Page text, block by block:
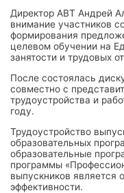
Директор АВТ Андрей
внимание участников
формирования
целевом обучении на
занятости и трудовых
После состоялась
совместно с
трудоустройства и
году.
Трудоустройство
образовательных
образовательные
программы
выпускников является
эффективности.